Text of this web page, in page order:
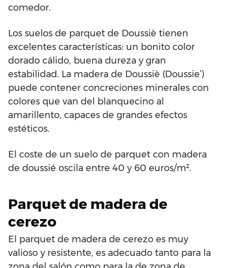
comedor.
Los suelos de parquet de Doussiè tienen
excelentes características: un bonito color
dorado cálido, buena dureza y gran
estabilidad. La madera de Doussiè (Doussie’)
puede contener concreciones minerales con
colores que van del blanquecino al
amarillento, capaces de grandes efectos
estéticos.
El coste de un suelo de parquet con madera
de doussié oscila entre 40 y 60 euros/m².
Parquet de madera de
cerezo
El parquet de madera de cerezo es muy
valioso y resistente, es adecuado tanto para la